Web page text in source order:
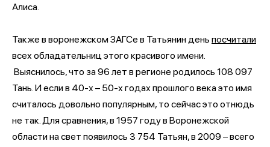
Алиса.
Также в воронежском ЗАГСе в Татьянин день посчитали
всех обладательниц этого красивого имени.
Выяснилось, что за 96 лет в регионе родилось 108 097
Тань. И если в 40-х – 50-х годах прошлого века это имя
считалось довольно популярным, то сейчас это отнюдь
не так. Для сравнения, в 1957 году в Воронежской
области на свет появилось 3 754 Татьян, в 2009 – всего